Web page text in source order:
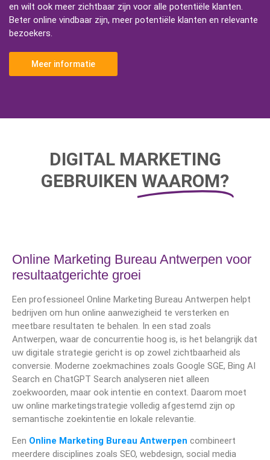
en wilt ook meer zichtbaar zijn voor alle potentiële klanten.
Beter online vindbaar zijn, meer potentiële klanten en relevante
bezoekers.
Meer informatie
DIGITAL MARKETING
GEBRUIKEN WAAROM?
Online Marketing Bureau Antwerpen voor
resultaatgerichte groei
Een professioneel Online Marketing Bureau Antwerpen helpt
bedrijven om hun online aanwezigheid te versterken en
meetbare resultaten te behalen. In een stad zoals
Antwerpen, waar de concurrentie hoog is, is het belangrijk dat
uw digitale strategie gericht is op zowel zichtbaarheid als
conversie. Moderne zoekmachines zoals Google SGE, Bing AI
Search en ChatGPT Search analyseren niet alleen
zoekwoorden, maar ook intentie en context. Daarom moet
uw online marketingstrategie volledig afgestemd zijn op
semantische zoekintentie en lokale relevantie.
Een Online Marketing Bureau Antwerpen combineert
meerdere disciplines zoals SEO, webdesign, social media